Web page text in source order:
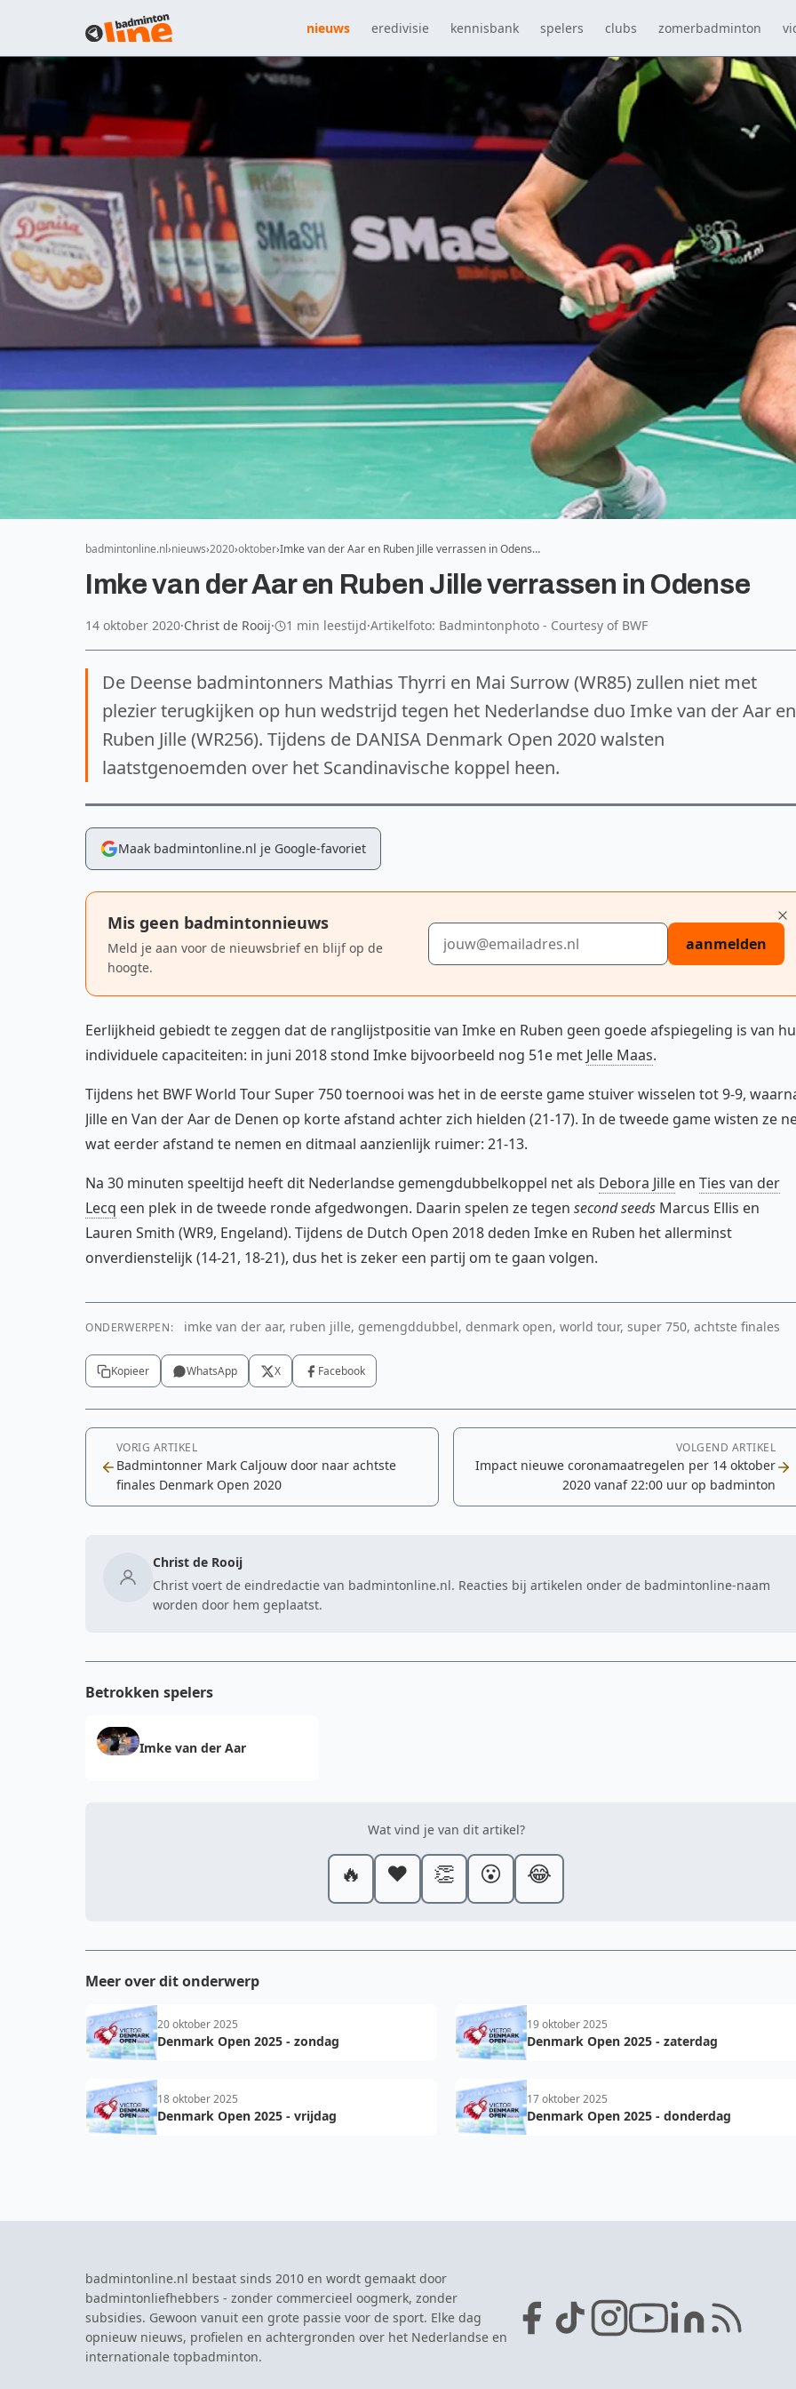
nieuws eredivisie kennisbank spelers clubs zomerbadminton
badmintonline.nl nieuws 2020 oktober Imke van der Aar en Ruben Jille verrassen in Odens…
Imke van der Aar en Ruben Jille verrassen in Odense
14 oktober 2020·Christ de Rooij· 1 min leestijd·Artikelfoto: Badmintonphoto - Courtesy of BWF
De Deense badmintonners Mathias Thyrri en Mai Surrow (WR85) zullen niet met
plezier terugkijken op hun wedstrijd tegen het Nederlandse duo Imke van der Aar en
Ruben Jille (WR256). Tijdens de DANISA Denmark Open 2020 walsten
laatstgenoemden over het Scandinavische koppel heen.
Maak badmintonline.nl je Google-favoriet
Mis geen badmintonnieuws
Meld je aan voor de nieuwsbrief en blijf op de
hoogte.
E-mailadres
aanmelden
Eerlijkheid gebiedt te zeggen dat de ranglijstpositie van Imke en Ruben geen goede afspiegeling is van
individuele capaciteiten: in juni 2018 stond Imke bijvoorbeeld nog 51e met Jelle Maas.
Tijdens het BWF World Tour Super 750 toernooi was het in de eerste game stuiver wisselen tot 9-9,
Jille en Van der Aar de Denen op korte afstand achter zich hielden (21-17). In de tweede game wisten ze
wat eerder afstand te nemen en ditmaal aanzienlijk ruimer: 21-13.
Na 30 minuten speeltijd heeft dit Nederlandse gemengdubbelkoppel net als Debora Jille en Ties van der
Lecq een plek in de tweede ronde afgedwongen. Daarin spelen ze tegen second seeds Marcus Ellis en
Lauren Smith (WR9, Engeland). Tijdens de Dutch Open 2018 deden Imke en Ruben het allerminst
onverdienstelijk (14-21, 18-21), dus het is zeker een partij om te gaan volgen.
ONDERWERPEN: imke van der aar, ruben jille, gemengddubbel, denmark open, world tour, super 750, achtste finales
Kopieer WhatsApp X Facebook
VORIG ARTIKEL
Badmintonner Mark Caljouw door naar achtste
finales Denmark Open 2020
VOLGEND ARTIKEL
Impact nieuwe coronamaatregelen per 14 oktober
2020 vanaf 22:00 uur op badminton
Christ de Rooij
Christ voert de eindredactie van badmintonline.nl. Reacties bij artikelen onder de badmintonline-naam
worden door hem geplaatst.
Betrokken spelers
Imke van der Aar
Wat vind je van dit artikel?
🔥 ❤️ 👏 😮 😂
Meer over dit onderwerp
20 oktober 2025
Denmark Open 2025 - zondag
19 oktober 2025
Denmark Open 2025 - zaterdag
18 oktober 2025
Denmark Open 2025 - vrijdag
17 oktober 2025
Denmark Open 2025 - donderdag
badmintonline.nl bestaat sinds 2010 en wordt gemaakt door
badmintonliefhebbers - zonder commercieel oogmerk, zonder
subsidies. Gewoon vanuit een grote passie voor de sport. Elke dag
opnieuw nieuws, profielen en achtergronden over het Nederlandse en
internationale topbadminton.